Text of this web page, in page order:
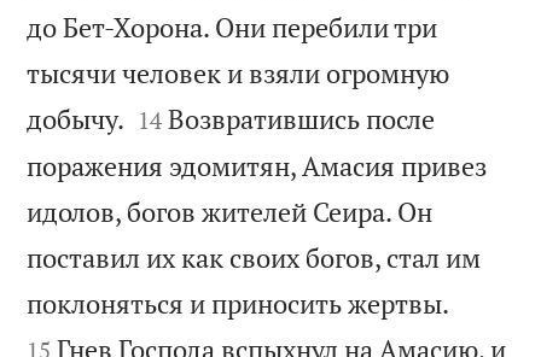
до Бет-Хорона. Они перебили три
тысячи человек и взяли огромную
добычу. 

14 Возвратившись после
поражения эдомитян, Амасия привез
идолов, богов жителей Сеира. Он
поставил их как своих богов, стал им
поклоняться и приносить жертвы.
15 Гнев Господа вспыхнул на Амасию, и